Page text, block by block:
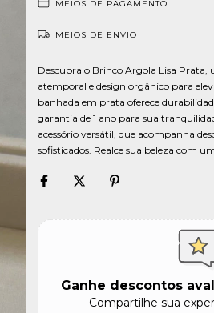
MEIOS DE PAGAMENTO
MEIOS DE ENVIO
Descubra o Brinco Argola Lisa Prata,
atemporal e design orgânico para
banhada em prata oferece
garantia de 1 ano para sua
acessório versátil, que acompanha
sofisticados. Realce sua beleza com
Ganhe descontos
Compartilhe sua